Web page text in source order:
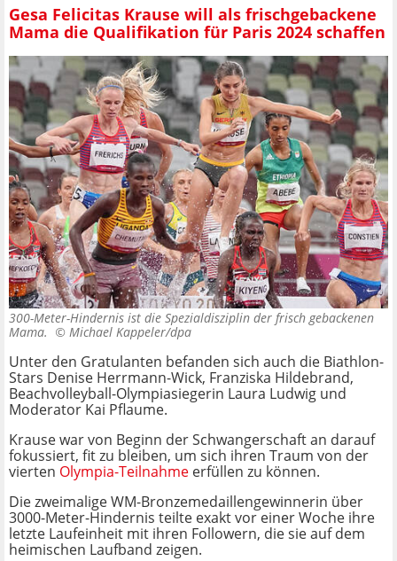
Gesa Felicitas Krause will als frischgebackene
Mama die Qualifikation für Paris 2024 schaffen
300-Meter-Hindernis ist die Spezialdisziplin der frisch gebackenen
Mama. © Michael Kappeler/dpa
Unter den Gratulanten befanden sich auch die Biathlon-
Stars Denise Herrmann-Wick, Franziska Hildebrand,
Beachvolleyball-Olympiasiegerin Laura Ludwig und
Moderator Kai Pflaume.
Krause war von Beginn der Schwangerschaft an darauf
fokussiert, fit zu bleiben, um sich ihren Traum von der
vierten Olympia-Teilnahme erfüllen zu können.
Die zweimalige WM-Bronzemedaillengewinnerin über
3000-Meter-Hindernis teilte exakt vor einer Woche ihre
letzte Laufeinheit mit ihren Followern, die sie auf dem
heimischen Laufband zeigen.